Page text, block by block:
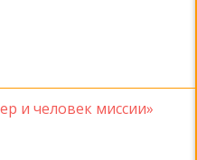
и человек миссии»